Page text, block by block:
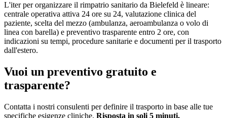
L'iter per organizzare il rimpatrio sanitario da Bielefeld è lineare:
centrale operativa attiva 24 ore su 24, valutazione clinica del
paziente, scelta del mezzo (ambulanza, aeroambulanza o volo di
linea con barella) e preventivo trasparente entro 2 ore, con
indicazioni su tempi, procedure sanitarie e documenti per il trasporto
dall'estero.
Vuoi un preventivo gratuito e
trasparente?
Contatta i nostri consulenti per definire il trasporto in base alle tue
specifiche esigenze cliniche. Risposta in soli 5 minuti.